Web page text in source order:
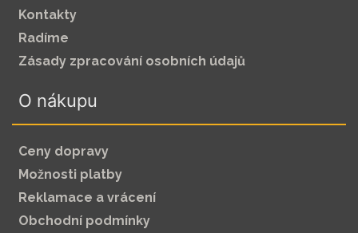
Kontakty
Radíme
Zásady zpracování osobních údajů
O nákupu
Ceny dopravy
Možnosti platby
Reklamace a vrácení
Obchodní podmínky